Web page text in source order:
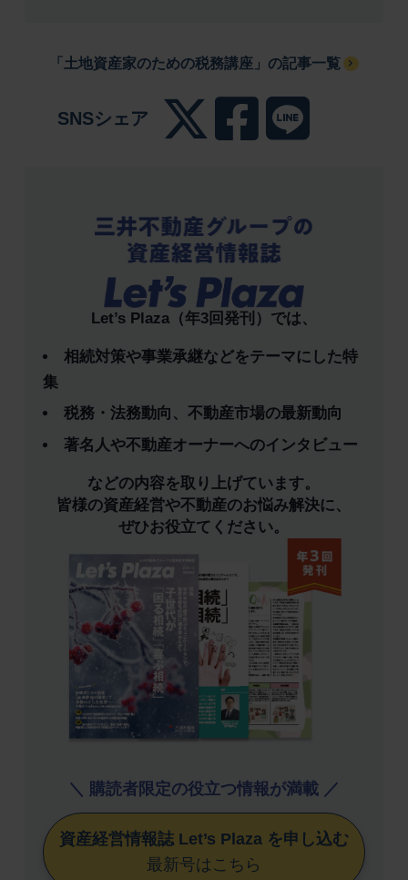
「土地資産家のための税務講座」の記事一覧
SNSシェア
Let’s Plaza（年3回発刊）では、
相続対策や事業承継などをテーマにした特
集
税務・法務動向、不動産市場の最新動向
著名人や不動産オーナーへのインタビュー
などの内容を取り上げています。
皆様の資産経営や不動産のお悩み解決に、
ぜひお役立てください。
＼ 購読者限定の役立つ情報が満載 ／
資産経営情報誌 Let’s Plaza を申し込む
最新号はこちら